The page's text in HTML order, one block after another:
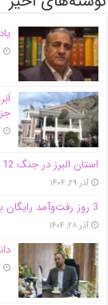
استان البرز در جنگ 12 روزه 7 شهید دانشجو تقدیم انقلاب کرد
آذر ۲۹, ۱۴۰۴
3 روز رفت‌وآمد رایگان بانوان در خطوط اتوبوسرانی شهری کرج
آذر ۲۸, ۱۴۰۴